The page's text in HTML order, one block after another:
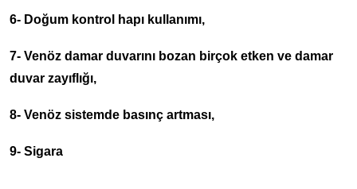
6- Doğum kontrol hapı kullanımı,
7- Venöz damar duvarını bozan birçok etken ve damar
duvar zayıflığı,
8- Venöz sistemde basınç artması,
9- Sigara